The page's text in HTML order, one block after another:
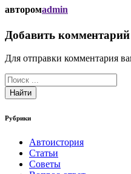
авторомadmin
Добавить комментарий
Для отправки комментария
Найти
Рубрики
Автоистория
Статьи
Советы